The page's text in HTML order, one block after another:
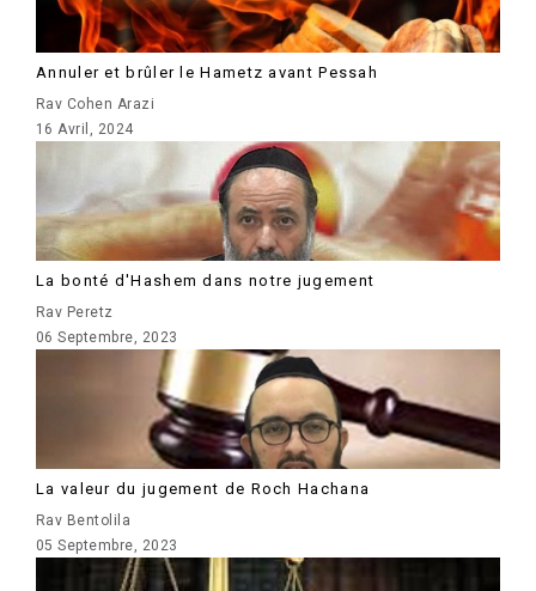
Annuler et brûler le Hametz avant Pessah
Rav Cohen Arazi
16 Avril, 2024
La bonté d'Hashem dans notre jugement
Rav Peretz
06 Septembre, 2023
La valeur du jugement de Roch Hachana
Rav Bentolila
05 Septembre, 2023